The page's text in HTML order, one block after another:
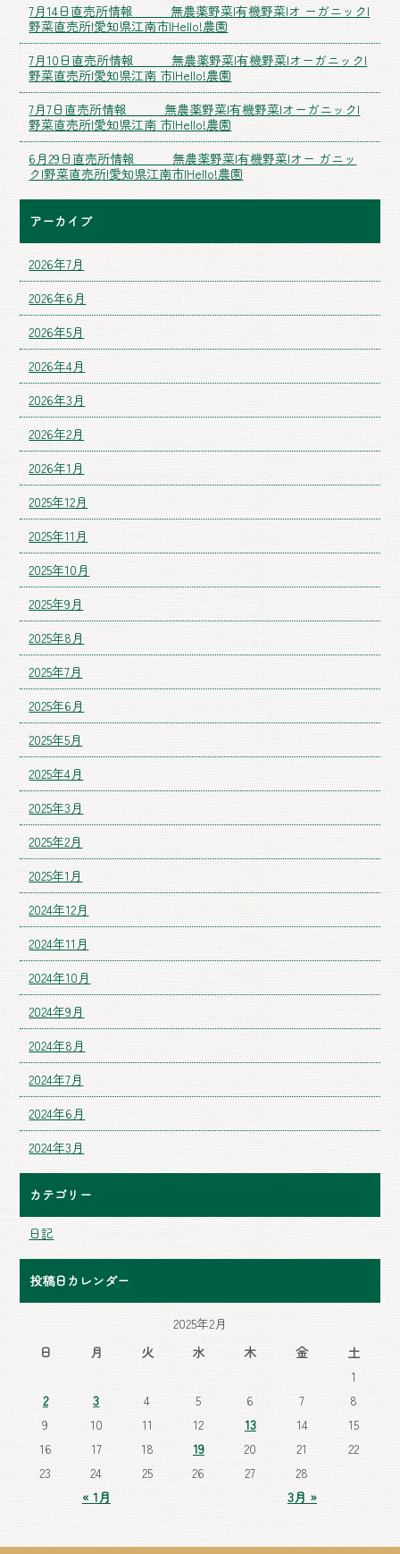
7月14日直売所情報 無農薬野菜|有機野菜|オ ーガニック|
野菜直売所|愛知県江南市|Hello!農園
7月10日直売所情報 無農薬野菜|有機野菜|オーガニック|
野菜直売所|愛知県江南 市|Hello!農園
7月7日直売所情報 無農薬野菜|有機野菜|オーガニック|
野菜直売所|愛知県江南 市|Hello!農園
6月29日直売所情報 無農薬野菜|有機野菜|オー ガニッ
ク|野菜直売所|愛知県江南市|Hello!農園
アーカイブ
2026年7月
2026年6月
2026年5月
2026年4月
2026年3月
2026年2月
2026年1月
2025年12月
2025年11月
2025年10月
2025年9月
2025年8月
2025年7月
2025年6月
2025年5月
2025年4月
2025年3月
2025年2月
2025年1月
2024年12月
2024年11月
2024年10月
2024年9月
2024年8月
2024年7月
2024年6月
2024年3月
カテゴリー
日記
投稿日カレンダー
2025年2月
日
月 火 水 木 金 土
« 1月 3月 »
1
2
3 4 5 6 7
8
9
10 11 12 13 14
15
16
17 18 19 20 21
22
23
24 25 26 27 28